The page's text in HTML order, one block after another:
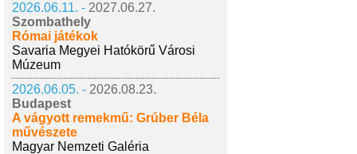
2026.06.11. - 2027.06.27.
Szombathely
Római játékok
Savaria Megyei Hatókörű Városi
Múzeum
2026.06.05. - 2026.08.23.
Budapest
A vágyott remekmű: Grúber Béla
művészete
Magyar Nemzeti Galéria